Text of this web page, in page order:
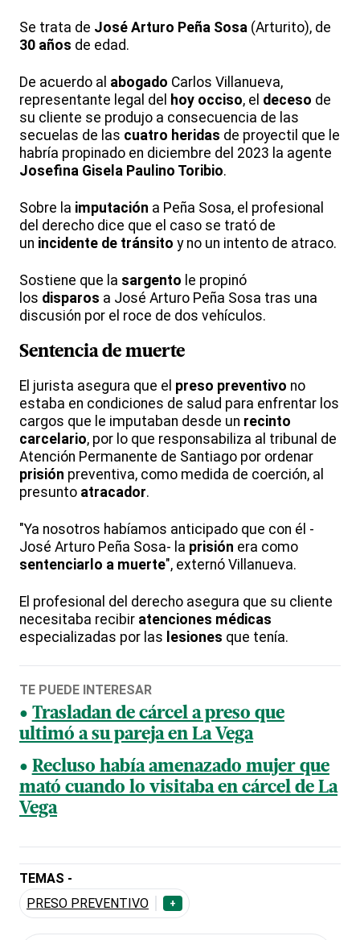
Se trata de José Arturo Peña Sosa (Arturito), de
30 años de edad.
De acuerdo al abogado Carlos Villanueva,
representante legal del hoy occiso, el deceso de
su cliente se produjo a consecuencia de las
secuelas de las cuatro heridas de proyectil que le
habría propinado en diciembre del 2023 la agente
Josefina Gisela Paulino Toribio.
Sobre la imputación a Peña Sosa, el profesional
del derecho dice que el caso se trató de
un incidente de tránsito y no un intento de atraco.
Sostiene que la sargento le propinó
los disparos a José Arturo Peña Sosa tras una
discusión por el roce de dos vehículos.
Sentencia de muerte
El jurista asegura que el preso preventivo no
estaba en condiciones de salud para enfrentar los
cargos que le imputaban desde un recinto
carcelario, por lo que responsabiliza al tribunal de
Atención Permanente de Santiago por ordenar
prisión preventiva, como medida de coerción, al
presunto atracador.
"Ya nosotros habíamos anticipado que con él -
José Arturo Peña Sosa- la prisión era como
sentenciarlo a muerte", externó Villanueva.
El profesional del derecho asegura que su cliente
necesitaba recibir atenciones médicas
especializadas por las lesiones que tenía.
TE PUEDE INTERESAR
Trasladan de cárcel a preso que
ultimó a su pareja en La Vega
Recluso había amenazado mujer que
mató cuando lo visitaba en cárcel de La
Vega
TEMAS -
PRESO PREVENTIVO
+